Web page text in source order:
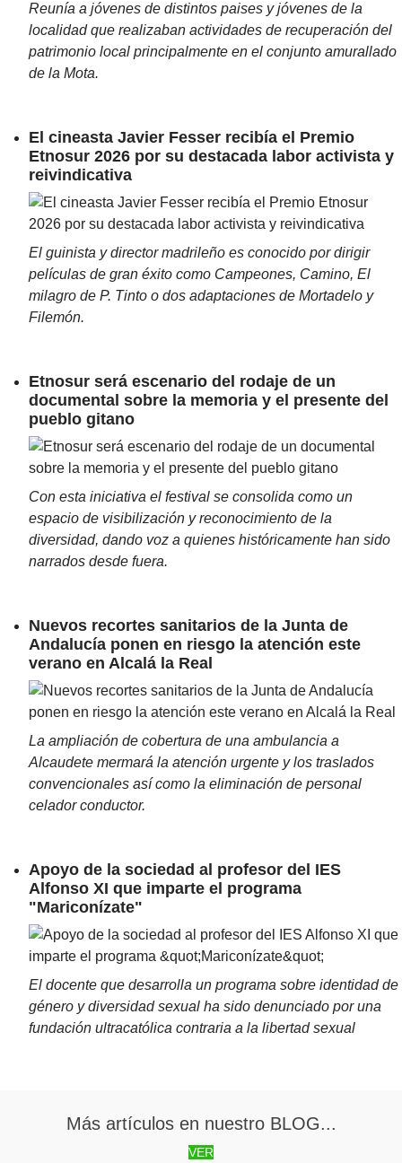
Reunía a jóvenes de distintos paises y jóvenes de la
localidad que realizaban actividades de recuperación del
patrimonio local principalmente en el conjunto amurallado
de la Mota.
El cineasta Javier Fesser recibía el Premio
Etnosur 2026 por su destacada labor activista y
reivindicativa
El guinista y director madrileño es conocido por dirigir
películas de gran éxito como Campeones, Camino, El
milagro de P. Tinto o dos adaptaciones de Mortadelo y
Filemón.
Etnosur será escenario del rodaje de un
documental sobre la memoria y el presente del
pueblo gitano
Con esta iniciativa el festival se consolida como un
espacio de visibilización y reconocimiento de la
diversidad, dando voz a quienes históricamente han sido
narrados desde fuera.
Nuevos recortes sanitarios de la Junta de
Andalucía ponen en riesgo la atención este
verano en Alcalá la Real
La ampliación de cobertura de una ambulancia a
Alcaudete mermará la atención urgente y los traslados
convencionales así como la eliminación de personal
celador conductor.
Apoyo de la sociedad al profesor del IES
Alfonso XI que imparte el programa
"Mariconízate"
El docente que desarrolla un programa sobre identidad de
género y diversidad sexual ha sido denunciado por una
fundación ultracatólica contraria a la libertad sexual
Más artículos en nuestro BLOG...
VER